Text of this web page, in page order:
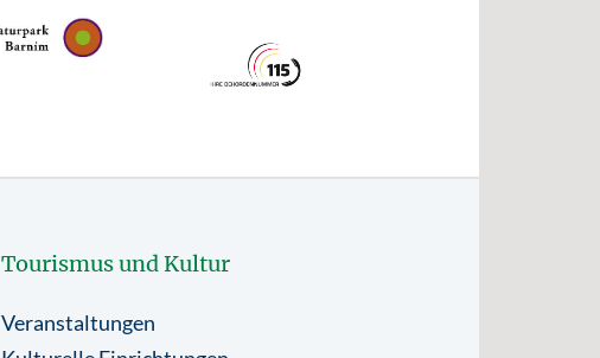
Tourismus und Kultur
Veranstaltungen